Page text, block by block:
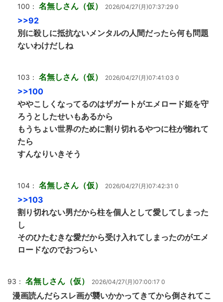
100： 名無しさん（仮） 2026/04/27(月)07:37:29 0
>>92
別に殺しに抵抗ないメンタルの人間だったら何も問題
ないわけだしね
103： 名無しさん（仮） 2026/04/27(月)07:41:03 0
>>100
ややこしくなってるのはザガートがエメロード姫を守
ろうとしたせいもあるから
もうちょい世界のために割り切れるやつに柱が惚れて
たら
すんなりいきそう
104： 名無しさん（仮） 2026/04/27(月)07:42:31 0
>>103
割り切れない男だから柱を個人として愛してしまった
し
そのひたむきな愛だから受け入れてしまったのがエメ
ロードなのでおつらい
93： 名無しさん（仮） 2026/04/27(月)07:00:17 0
漫画読んだらスレ画が襲いかかってきてから倒されてこ